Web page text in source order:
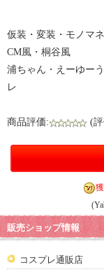
仮装・変装・モノマ
CM風・桐谷風
浦ちゃん・えーゆー
レ
商品評価: (
販売ショップ情報
コスプレ通販店